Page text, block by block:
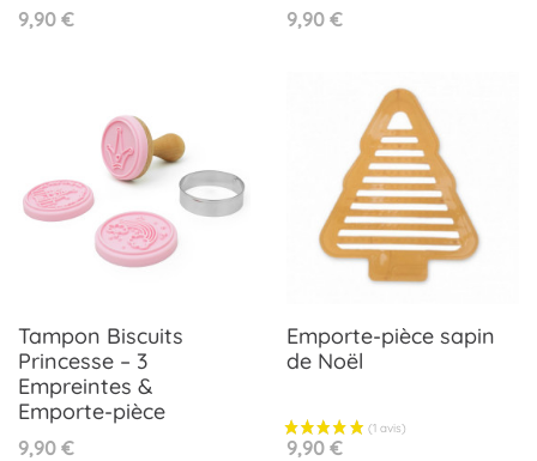
Prix
9,90 € Prix
9,90 €
Tampon Biscuits
Princesse – 3
Empreintes &
Emporte-pièce
Prix
9,90 €
Emporte-pièce sapin
de Noël
Prix
9,90 €